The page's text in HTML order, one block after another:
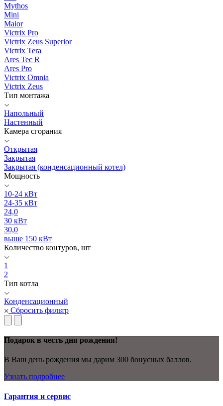
Mythos
Mini
Maior
Victrix Pro
Victrix Zeus Superior
Victrix Tera
Ares Tec R
Ares Pro
Victrix Omnia
Victrix Zeus
Тип монтажа
Напольный
Настенный
Камера сгорания
Открытая
Закрытая
Закрытая (конденсационный котел)
Мощность
10-24 кВт
24-35 кВт
24,0
30 кВт
30,0
выше 150 кВт
Количество контуров, шт
1
2
Тип котла
Конденсационный
Сбросить фильтр
Подарок в честь дня рождения!
В Ваш день рождения мы дарим 300 бонусных баллов.
Узнать подробнее
Гарантия и сервис